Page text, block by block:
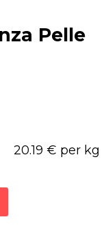
Pelle
20.19 € per kg